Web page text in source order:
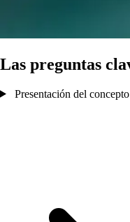
Las preguntas
Presentación del concepto